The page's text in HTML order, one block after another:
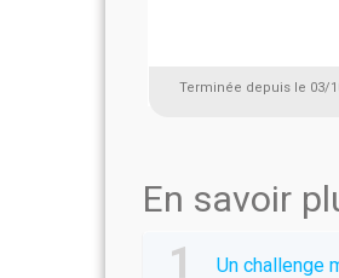
Terminée depuis le 03/
En savoir
Un challenge